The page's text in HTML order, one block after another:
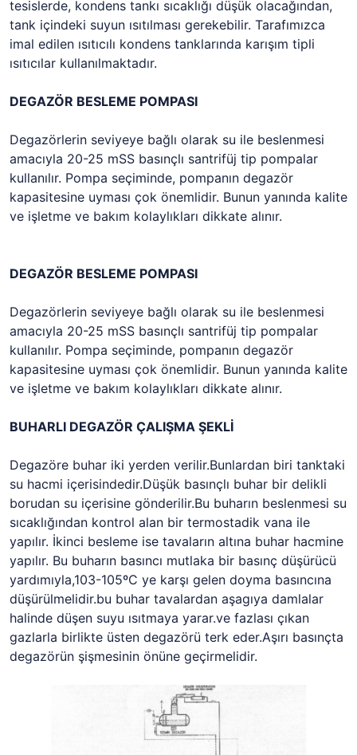
tesislerde, kondens tankı sıcaklığı düşük olacağından,
tank içindeki suyun ısıtılması gerekebilir. Tarafımızca
imal edilen ısıtıcılı kondens tanklarında karışım tipli
ısıtıcılar kullanılmaktadır.
DEGAZÖR BESLEME POMPASI
Degazörlerin seviyeye bağlı olarak su ile beslenmesi
amacıyla 20-25 mSS basınçlı santrifüj tip pompalar
kullanılır. Pompa seçiminde, pompanın degazör
kapasitesine uyması çok önemlidir. Bunun yanında kalite
ve işletme ve bakım kolaylıkları dikkate alınır.
DEGAZÖR BESLEME POMPASI
Degazörlerin seviyeye bağlı olarak su ile beslenmesi
amacıyla 20-25 mSS basınçlı santrifüj tip pompalar
kullanılır. Pompa seçiminde, pompanın degazör
kapasitesine uyması çok önemlidir. Bunun yanında kalite
ve işletme ve bakım kolaylıkları dikkate alınır.
BUHARLI DEGAZÖR ÇALIŞMA ŞEKLİ
Degazöre buhar iki yerden verilir.Bunlardan biri tanktaki
su hacmi içerisindedir.Düşük basınçlı buhar bir delikli
borudan su içerisine gönderilir.Bu buharın beslenmesi su
sıcaklığından kontrol alan bir termostadik vana ile
yapılır. İkinci besleme ise tavaların altına buhar hacmine
yapılır. Bu buharın basıncı mutlaka bir basınç düşürücü
yardımıyla,103-105ºC ye karşı gelen doyma basıncına
düşürülmelidir.bu buhar tavalardan aşagıya damlalar
halinde düşen suyu ısıtmaya yarar.ve fazlası çıkan
gazlarla birlikte üsten degazörü terk eder.Aşırı basınçta
degazörün şişmesinin önüne geçirmelidir.